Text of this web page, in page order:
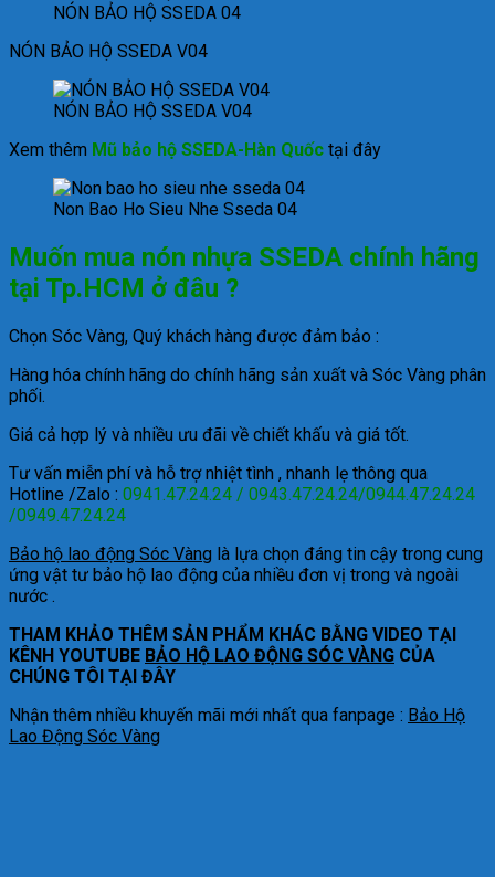
NÓN BẢO HỘ SSEDA 04
NÓN BẢO HỘ SSEDA V04
NÓN BẢO HỘ SSEDA V04
Xem thêm Mũ bảo hộ SSEDA-Hàn Quốc tại đây
Non Bao Ho Sieu Nhe Sseda 04
Muốn mua nón nhựa SSEDA chính hãng
tại Tp.HCM ở đâu ?
Chọn Sóc Vàng, Quý khách hàng được đảm bảo :
Hàng hóa chính hãng do chính hãng sản xuất và Sóc Vàng phân
phối.
Giá cả hợp lý và nhiều ưu đãi về chiết khấu và giá tốt.
Tư vấn miễn phí và hỗ trợ nhiệt tình , nhanh lẹ thông qua
Hotline /Zalo : 0941.47.24.24 / 0943.47.24.24/0944.47.24.24
/0949.47.24.24
Bảo hộ lao động Sóc Vàng là lựa chọn đáng tin cậy trong cung
ứng vật tư bảo hộ lao động của nhiều đơn vị trong và ngoài
nước .
THAM KHẢO THÊM SẢN PHẨM KHÁC BẰNG VIDEO TẠI
KÊNH YOUTUBE BẢO HỘ LAO ĐỘNG SÓC VÀNG CỦA
CHÚNG TÔI TẠI ĐÂY
Nhận thêm nhiều khuyến mãi mới nhất qua fanpage : Bảo Hộ
Lao Động Sóc Vàng